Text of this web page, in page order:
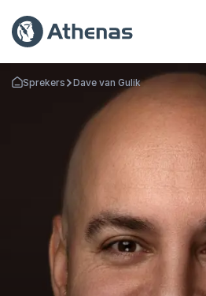
Terug naar de startpagina
Sprekers Dave van Gulik